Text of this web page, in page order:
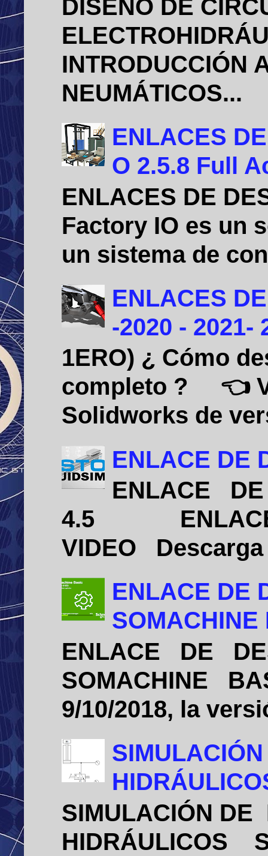
DISEÑO DE
INTRODUCCIÓN
NEUMÁTICOS...
ENLACES
O 2.5.8 Full
ENLACES DE
Factory IO es un
un sistema de
ENLACES
-2020 - 2021-
1ERO) ¿ Cómo
completo ? 👈
Solidworks de
ENLACE DE
ENLACE
4.5 ENLACE
VIDEO
ENLACE DE
SOMACHINE
ENLACE DE
SOMACHINE
9/10/2018, la
SIMULACIÓN
HIDRÁULICOS